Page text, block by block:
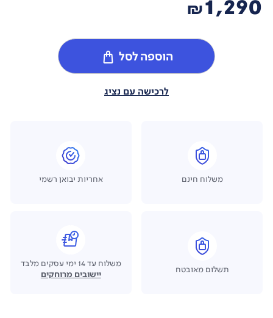
1,290
₪
הוספה לסל
לרכישה עם נציג
משלוח חינם אחריות יבואן רשמי
תשלום מאובטח
משלוח עד 14 ימי עסקים מלבד
יישובים מרוחקים